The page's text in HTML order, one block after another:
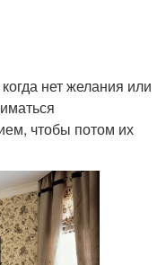
нет желания или
чтобы потом их